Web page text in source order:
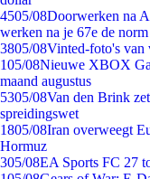
4505/08Doorwerken na
werken na je 67e de
3805/08Vinted-foto's van
105/08Nieuwe XBOX
maand augustus
5305/08Van den Brink
spreidingswet
1805/08Iran overweegt
Hormuz
305/08EA Sports FC 27